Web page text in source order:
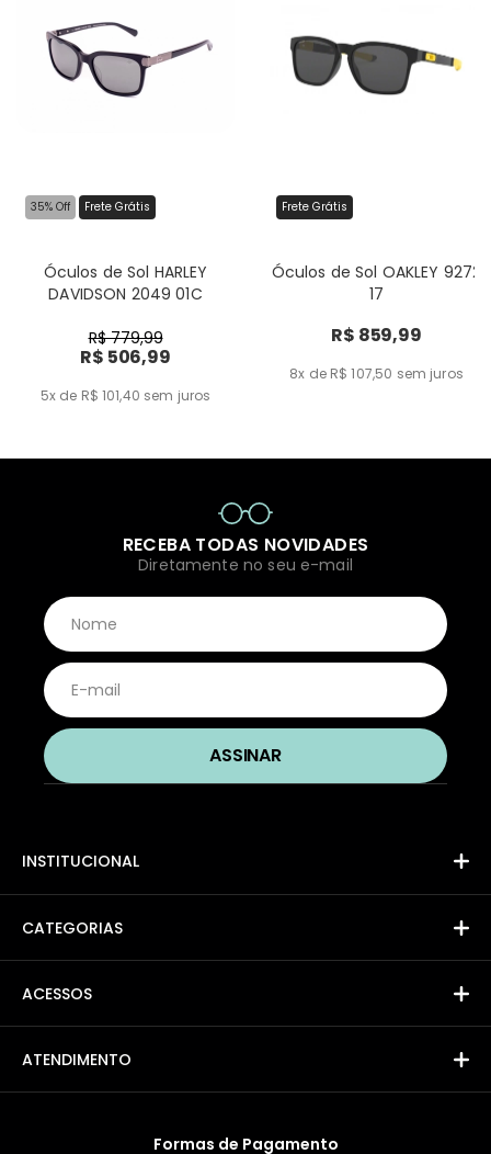
35% Off Frete Grátis
Óculos de Sol HARLEY
DAVIDSON 2049 01C
R$ 779,99
R$ 506,99
5x de R$ 101,40 sem juros
Frete Grátis
Óculos de Sol OAKLEY 9272
17
R$ 859,99
8x de R$ 107,50 sem juros
RECEBA TODAS NOVIDADES
Diretamente no seu e-mail
INSTITUCIONAL
CATEGORIAS
ACESSOS
ATENDIMENTO
Formas de Pagamento